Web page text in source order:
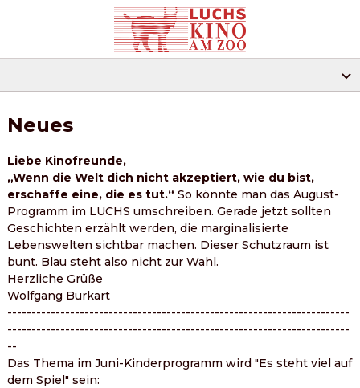
Vorfilme
Schulkino
Neues
Liebe Kinofreunde,
„Wenn die Welt dich nicht akzeptiert, wie du bist,
erschaffe eine, die es tut.“ So könnte man das August-
Programm im LUCHS umschreiben. Gerade jetzt sollten
Geschichten erzählt werden, die marginalisierte
Lebenswelten sichtbar machen. Dieser Schutzraum ist
bunt. Blau steht also nicht zur Wahl.
Herzliche Grüße
Wolfgang Burkart
-----------------------------------------------------------------------
-----------------------------------------------------------------------
--
Das Thema im Juni-Kinderprogramm wird "Es steht viel auf
dem Spiel" sein: